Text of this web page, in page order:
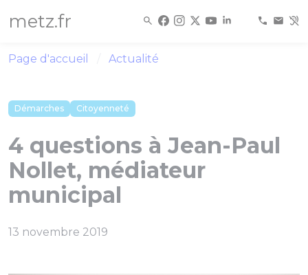
metz.fr
Page d'accueil Actualité
Démarches Citoyenneté
4 questions à Jean-Paul
Nollet, médiateur
municipal
13 novembre 2019